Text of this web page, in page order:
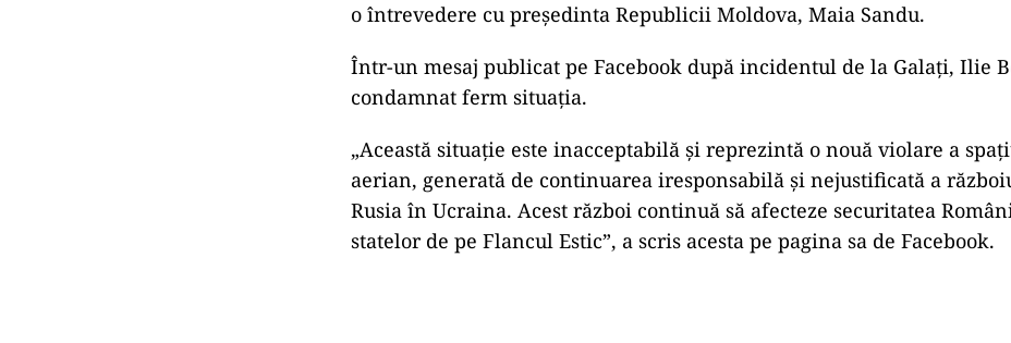
o întrevedere cu președinta Republicii Moldova, Maia Sandu.
Într-un mesaj publicat pe Facebook după incidentul de la Galați, Ilie
condamnat ferm situația.
„Această situație este inacceptabilă și reprezintă o nouă violare a
aerian, generată de continuarea iresponsabilă și nejustificată a
Rusia în Ucraina. Acest război continuă să afecteze securitatea
statelor de pe Flancul Estic”, a scris acesta pe pagina sa de Facebook.